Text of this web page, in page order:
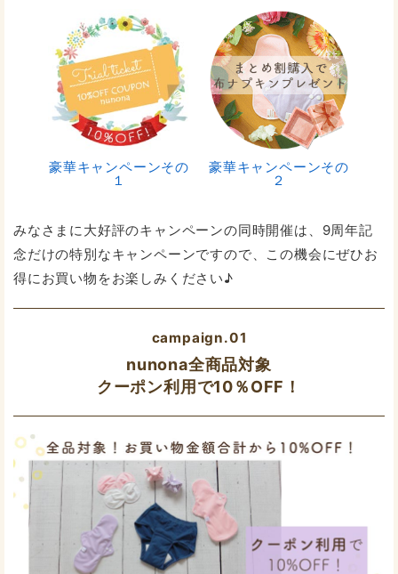
豪華キャンペーンその
１
豪華キャンペーンその
２
みなさまに大好評のキャンペーンの同時開催は、9周年記
念だけの特別なキャンペーンですので、この機会にぜひお
得にお買い物をお楽しみください♪
campaign.01
nunona全商品対象
クーポン利用で10％OFF！